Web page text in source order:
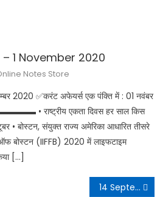
1 November 2020
Notes Store
2020 ✅करंट अफेयर्स एक पंक्ति में : 01 नवंबर
राष्ट्रीय एकता दिवस हर साल किस
• बोस्टन, संयुक्त राज्य अमेरिका आधारित तीसरे
बोस्टन (IIFFB) 2020 में लाइफटाइम
[…]
14 September 2022 Daily Current Affairs in Hindi PDF